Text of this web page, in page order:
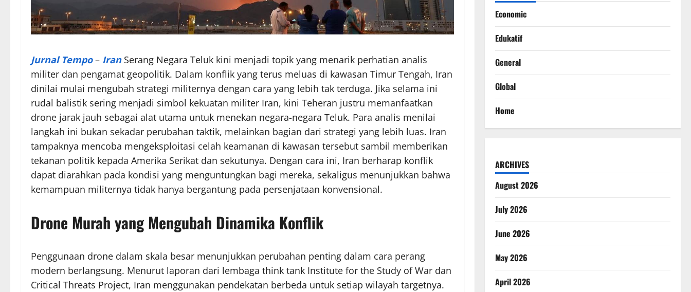
Jurnal Tempo– IranSerang Negara Teluk kini menjadi topik yang menarik perhatian analis
militer dan pengamat geopolitik. Dalam konflik yang terus meluas di kawasan Timur Tengah, Iran
dinilai mulai mengubah strategi militernya dengan cara yang lebih tak terduga. Jika selama ini
rudal balistik sering menjadi simbol kekuatan militer Iran, kini Teheran justru memanfaatkan
drone jarak jauh sebagai alat utama untuk menekan negara-negara Teluk. Para analis menilai
langkah ini bukan sekadar perubahan taktik, melainkan bagian dari strategi yang lebih luas. Iran
tampaknya mencoba mengeksploitasi celah keamanan di kawasan tersebut sambil memberikan
tekanan politik kepada Amerika Serikat dan sekutunya. Dengan cara ini, Iran berharap konflik
dapat diarahkan pada kondisi yang menguntungkan bagi mereka, sekaligus menunjukkan bahwa
kemampuan militernya tidak hanya bergantung pada persenjataan konvensional.
Drone Murah yang Mengubah Dinamika Konflik
Penggunaan drone dalam skala besar menunjukkan perubahan penting dalam cara perang
modern berlangsung. Menurut laporan dari lembaga think tank Institute for the Study of War dan
Critical Threats Project, Iran menggunakan pendekatan berbeda untuk setiap wilayah targetnya.
Economic
Edukatif
General
Global
Home
ARCHIVES
August 2026
July 2026
June 2026
May 2026
April 2026